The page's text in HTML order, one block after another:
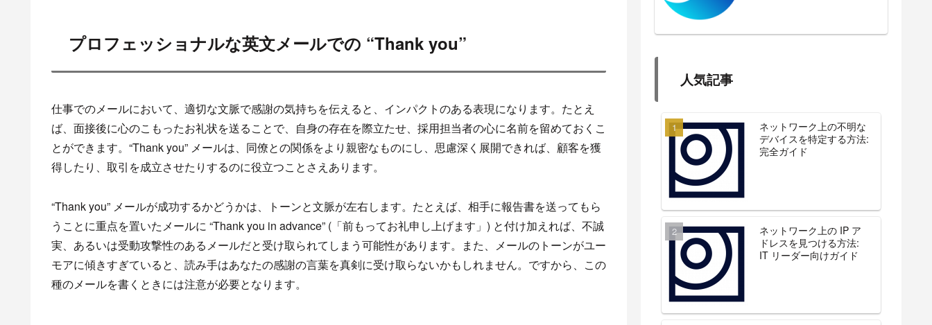
プロフェッショナルな英文メールでの “Thank you”
仕事でのメールにおいて、適切な文脈で感謝の気持ちを伝えると、インパクトのある表現になります。たとえ
ば、面接後に心のこもったお礼状を送ることで、自身の存在を際立たせ、採用担当者の心に名前を留めておくこ
とができます。“Thank you” メールは、同僚との関係をより親密なものにし、思慮深く展開できれば、顧客を獲
得したり、取引を成立させたりするのに役立つことさえあります。
“Thank you” メールが成功するかどうかは、トーンと文脈が左右します。たとえば、相手に報告書を送ってもら
うことに重点を置いたメールに “Thank you in advance” (「前もってお礼申し上げます」) と付け加えれば、不誠
実、あるいは受動攻撃性のあるメールだと受け取られてしまう可能性があります。また、メールのトーンがユー
モアに傾きすぎていると、読み手はあなたの感謝の言葉を真剣に受け取らないかもしれません。ですから、この
種のメールを書くときには注意が必要となります。
人気記事
ネットワーク上の不明な
デバイスを特定する方法:
完全ガイド
ネットワーク上の IP ア
ドレスを見つける方法:
IT リーダー向けガイド